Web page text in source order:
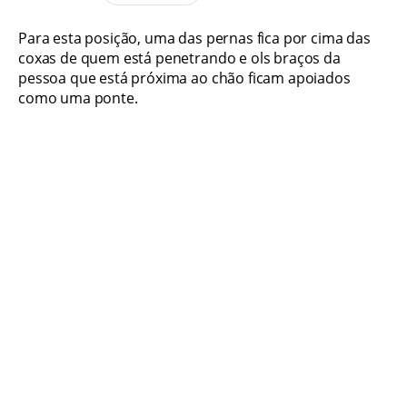
Para esta posição, uma das pernas fica por cima das
coxas de quem está penetrando e ols braços da
pessoa que está próxima ao chão ficam apoiados
como uma ponte.